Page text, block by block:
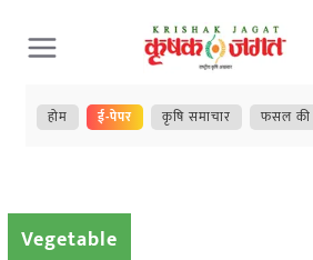
Skip
to
content
होम ई-पेपर कृषि समाचार फसल की
Vegetable